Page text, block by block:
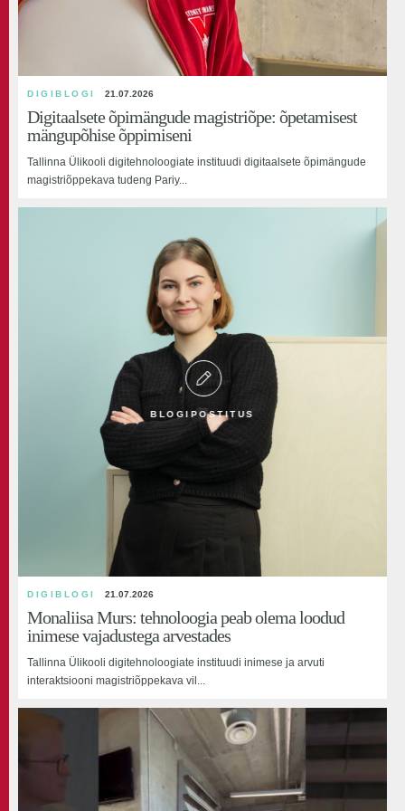
DIGIBLOGI 21.07.2026
Digitaalsete õpimängude magistriõpe: õpetamisest
mängupõhise õppimiseni
Tallinna Ülikooli digitehnoloogiate instituudi digitaalsete õpimängude
magistriõppekava tudeng Pariy...
BLOGIPOSTITUS
DIGIBLOGI 21.07.2026
Monaliisa Murs: tehnoloogia peab olema loodud
inimese vajadustega arvestades
Tallinna Ülikooli digitehnoloogiate instituudi inimese ja arvuti
interaktsiooni magistriõppekava vil...
BLOGIPOSTITUS
RAHVUSVAHELISTUMISE BLOGI 01.07.2026
Tallinna Ülikooli koostöö Keenias: rohkem kui
tudengivahetus
Digital Explorers projekti teine Keenia tudengite grupp lõpetas Eestis
oma õpinguid ajal, mil avanes...
BLOGIPOSTITUS
VIDEO
TLU Balti filmi, meedia ja kunstide instituudi
bakalaureuseõppe lõpuaktus - 17.06.2026 kell 18
VIDEO
18.06.2026
TLU Balti filmi, meedia ja kunstide instituudi
bakalaureuseõppe lõpuaktus - 17.06.2026 kell 16